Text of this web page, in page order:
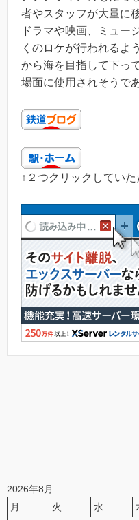
者やスタッフが大量に
ドラマや映画、ミュー
くのロケが行われるよ
から海を目指して下っ
場面に使用されそうで
↑２つクリックしてい
2026年8月
月
火 水